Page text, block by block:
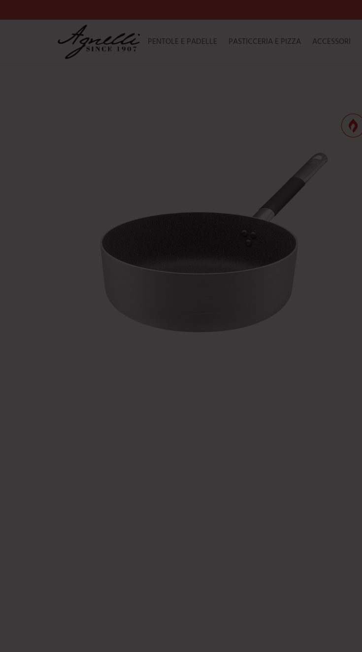
al
PENTOLE E PADELLE PASTICCERIA E PIZZA ACCESSORI